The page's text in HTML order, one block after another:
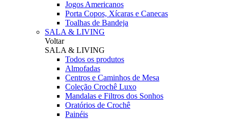
Jogos Americanos
Porta Copos, Xícaras e Canecas
Toalhas de Bandeja
SALA & LIVING
Voltar
SALA & LIVING
Todos os produtos
Almofadas
Centros e Caminhos de Mesa
Coleção Crochê Luxo
Mandalas e Filtros dos Sonhos
Oratórios de Crochê
Painéis